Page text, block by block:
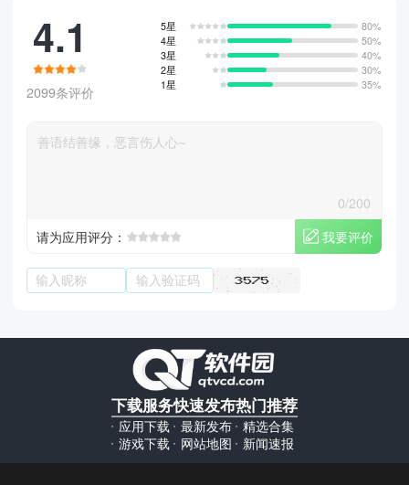
4.1
2099条评价
5星
80%
4星
50%
3星
40%
2星
30%
1星
35%
0/200
请为应用评分：
我要评价
下载服务
应用下载
游戏下载
快速发布
最新发布
网站地图
热门推荐
精选合集
新闻速报